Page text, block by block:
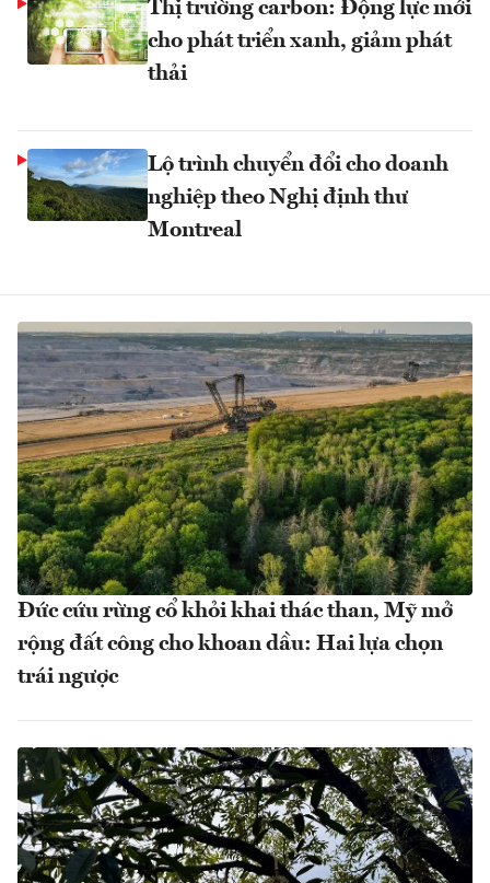
Thị trường carbon: Động lực mới
cho phát triển xanh, giảm phát
thải
Lộ trình chuyển đổi cho doanh
nghiệp theo Nghị định thư
Montreal
Đức cứu rừng cổ khỏi khai thác than, Mỹ mở
rộng đất công cho khoan dầu: Hai lựa chọn
trái ngược